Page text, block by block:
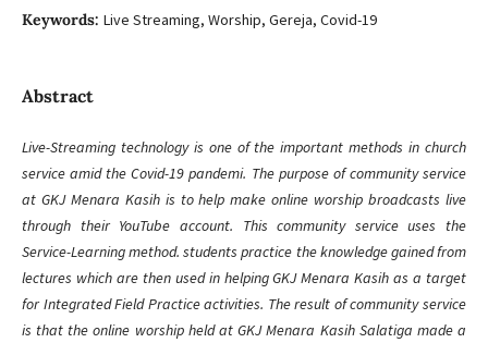
Keywords: Live Streaming, Worship, Gereja, Covid-19
Abstract
Live-Streaming technology is one of the important methods in church
service amid the Covid-19 pandemi. The purpose of community service
at GKJ Menara Kasih is to help make online worship broadcasts live
through their YouTube account. This community service uses the
Service-Learning method. students practice the knowledge gained from
lectures which are then used in helping GKJ Menara Kasih as a target
for Integrated Field Practice activities. The result of community service
is that the online worship held at GKJ Menara Kasih Salatiga made a